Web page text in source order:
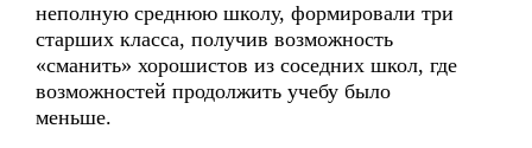
неполную среднюю школу, формировали три
старших класса, получив возможность
«сманить» хорошистов из соседних школ, где
возможностей продолжить учебу было
меньше.